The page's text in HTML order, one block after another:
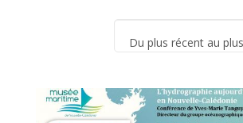
Du plus récent au